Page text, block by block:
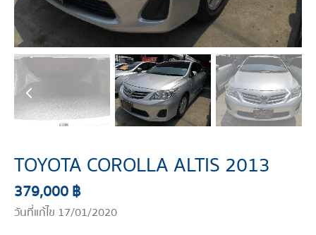
TOYOTA COROLLA ALTIS 2013
379,000 ฿
วันที่แก้ไข 17/01/2020